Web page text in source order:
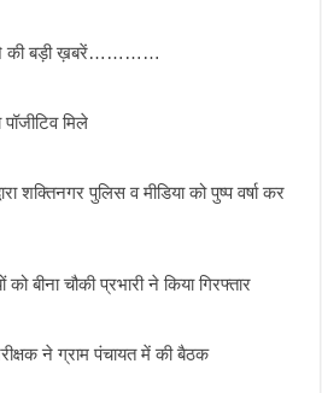
की बड़ी ख़बरें…………
मिले
शक्तिनगर पुलिस व मीडिया को पुष्प वर्षा कर
बीना चौकी प्रभारी ने किया गिरफ्तार
ने ग्राम पंचायत में की बैठक